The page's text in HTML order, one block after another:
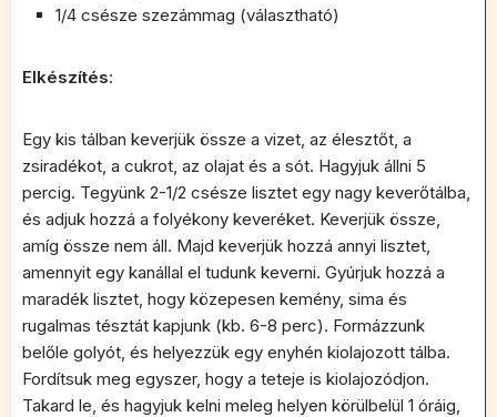
1/4 csésze szezámmag (választható)
Elkészítés:
Egy kis tálban keverjük össze a vizet, az élesztőt, a
zsiradékot, a cukrot, az olajat és a sót. Hagyjuk állni 5
percig. Tegyünk 2-1/2 csésze lisztet egy nagy keverőtálba,
és adjuk hozzá a folyékony keveréket. Keverjük össze,
amíg össze nem áll. Majd keverjük hozzá annyi lisztet,
amennyit egy kanállal el tudunk keverni. Gyúrjuk hozzá a
maradék lisztet, hogy közepesen kemény, sima és
rugalmas tésztát kapjunk (kb. 6-8 perc). Formázzunk
belőle golyót, és helyezzük egy enyhén kiolajozott tálba.
Fordítsuk meg egyszer, hogy a teteje is kiolajozódjon.
Takard le, és hagyjuk kelni meleg helyen körülbelül 1 óráig,